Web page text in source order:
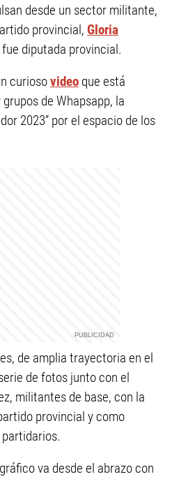
desde un sector militante,
provincial, Gloria
diputada provincial.
curiosovideo que está
de Whapsapp, la
2023” por el espacio de los
de amplia trayectoria en el
de fotos junto con el
militantes de base, con la
provincial y como
va desde el abrazo con